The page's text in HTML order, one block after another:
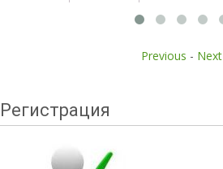
Previous - Next
Регистрация